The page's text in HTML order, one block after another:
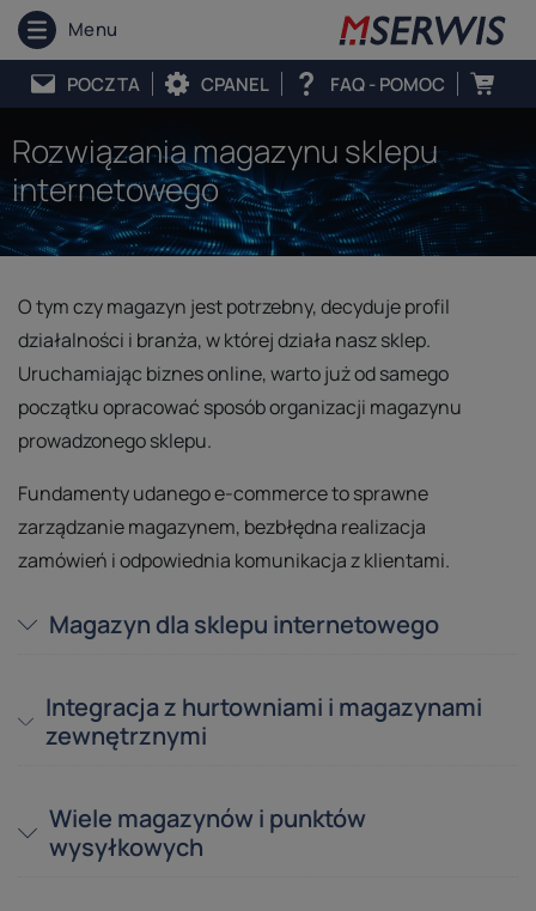
Menu
POCZTA CPANEL FAQ - POMOC
Rozwiązania magazynu sklepu
internetowego
O tym czy magazyn jest potrzebny, decyduje profil
działalności i branża, w której działa nasz sklep.
Uruchamiając biznes online, warto już od samego
początku opracować sposób organizacji magazynu
prowadzonego sklepu.
Fundamenty udanego e-commerce to sprawne
zarządzanie magazynem, bezbłędna realizacja
zamówień i odpowiednia komunikacja z klientami.
Magazyn dla sklepu internetowego
Integracja z hurtowniami i magazynami
zewnętrznymi
Wiele magazynów i punktów
wysyłkowych